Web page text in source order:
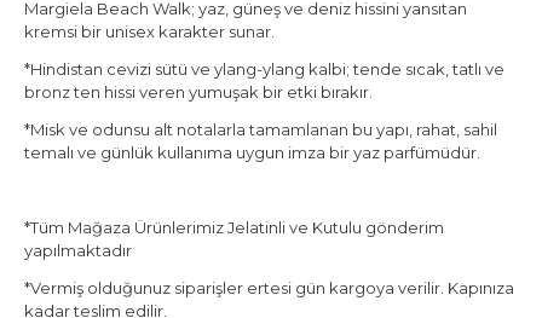
Margiela Beach Walk; yaz, güneş ve deniz hissini yansıtan
kremsi bir unisex karakter sunar.
*Hindistan cevizi sütü ve ylang-ylang kalbi; tende sıcak, tatlı ve
bronz ten hissi veren yumuşak bir etki bırakır.
*Misk ve odunsu alt notalarla tamamlanan bu yapı, rahat, sahil
temalı ve günlük kullanıma uygun imza bir yaz parfümüdür.
*Tüm Mağaza Ürünlerimiz Jelatinli ve Kutulu gönderim
yapılmaktadır
*Vermiş olduğunuz siparişler ertesi gün kargoya verilir. Kapınıza
kadar teslim edilir.